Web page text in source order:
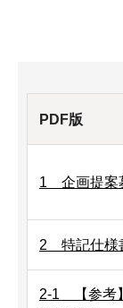
PDF版
1 企画提案
2 特記仕様
​​​​​​2-1 【参考